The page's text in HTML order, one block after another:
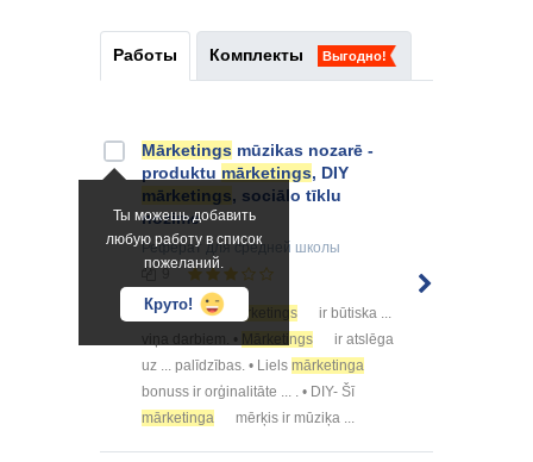
Работы Комплекты Выгодно!
Ты можешь добавить
любую работу в список
пожеланий.
Круто!
Mārketings mūzikas nozarē -
produktu mārketings, DIY
mārketings, sociālo tīklu
nozīme
Реферат для средней школы
Secinājumi • Mārketings
ir būtiska ...
viņa darbiem. • Mārketings
ir atslēga
uz ... palīdzības. • Liels mārketinga
bonuss ir orģinalitāte ... . • DIY- Šī
mārketinga
mērķis ir mūziķa ...